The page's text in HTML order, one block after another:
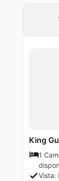
King
1
Vista: